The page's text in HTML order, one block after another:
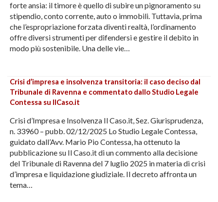
forte ansia: il timore è quello di subire un pignoramento su
stipendio, conto corrente, auto o immobili. Tuttavia, prima
che l’espropriazione forzata diventi realtà, l’ordinamento
offre diversi strumenti per difendersi e gestire il debito in
modo più sostenibile. Una delle vie…
Crisi d’impresa e insolvenza transitoria: il caso deciso dal
Tribunale di Ravenna e commentato dallo Studio Legale
Contessa su IlCaso.it
Crisi d’Impresa e Insolvenza Il Caso.it, Sez. Giurisprudenza,
n. 33960 – pubb. 02/12/2025 Lo Studio Legale Contessa,
guidato dall’Avv. Mario Pio Contessa, ha ottenuto la
pubblicazione su Il Caso.it di un commento alla decisione
del Tribunale di Ravenna del 7 luglio 2025 in materia di crisi
d’impresa e liquidazione giudiziale. Il decreto affronta un
tema…